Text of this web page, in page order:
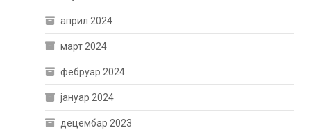
април 2024
март 2024
фебруар 2024
јануар 2024
децембар 2023